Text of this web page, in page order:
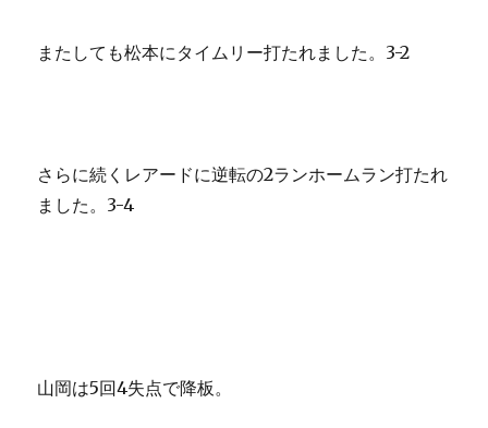
またしても松本にタイムリー打たれました。3-2
さらに続くレアードに逆転の2ランホームラン打たれ
ました。3-4
山岡は5回4失点で降板。